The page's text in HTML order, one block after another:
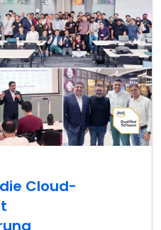
Cloud-